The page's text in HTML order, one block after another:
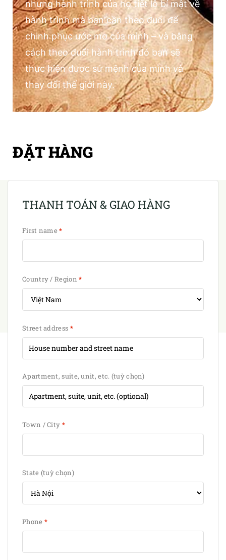
nhưng hành trình của họ tiết lộ bí mật về
hành trình mà bạn cần theo đuổi để
chinh phục ước mơ của mình – và bằng
cách theo đuổi hành trình đó bạn sẽ
thực hiện được sứ mệnh của mình và
thay đổi thế giới này.
ĐẶT HÀNG
THANH TOÁN & GIAO HÀNG
First name*
Country / Region*
Street address *
Apartment, suite, unit, etc. (tuỳ chọn)
Town / City *
State (tuỳ chọn)
Phone *